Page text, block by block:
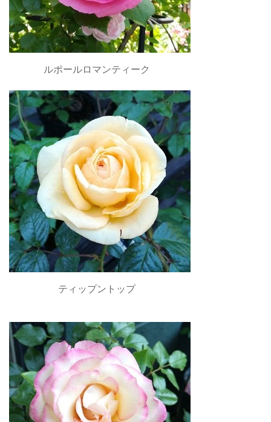
ルポールロマンティーク
ティップントップ